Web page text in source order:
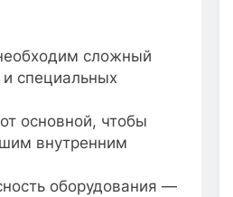
сложный
специальных
основной, чтобы
внутренним
оборудования —